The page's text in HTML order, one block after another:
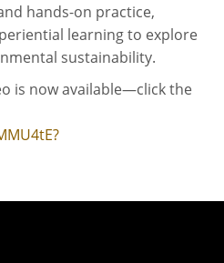
hands-on practice,
learning to explore
sustainability.
is now available—click the